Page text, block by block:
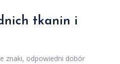
tkanin i
znaki, odpowiedni dobór